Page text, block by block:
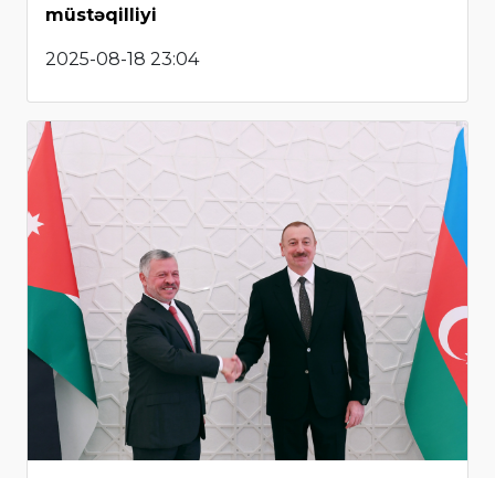
müstəqilliyi
2025-08-18 23:04